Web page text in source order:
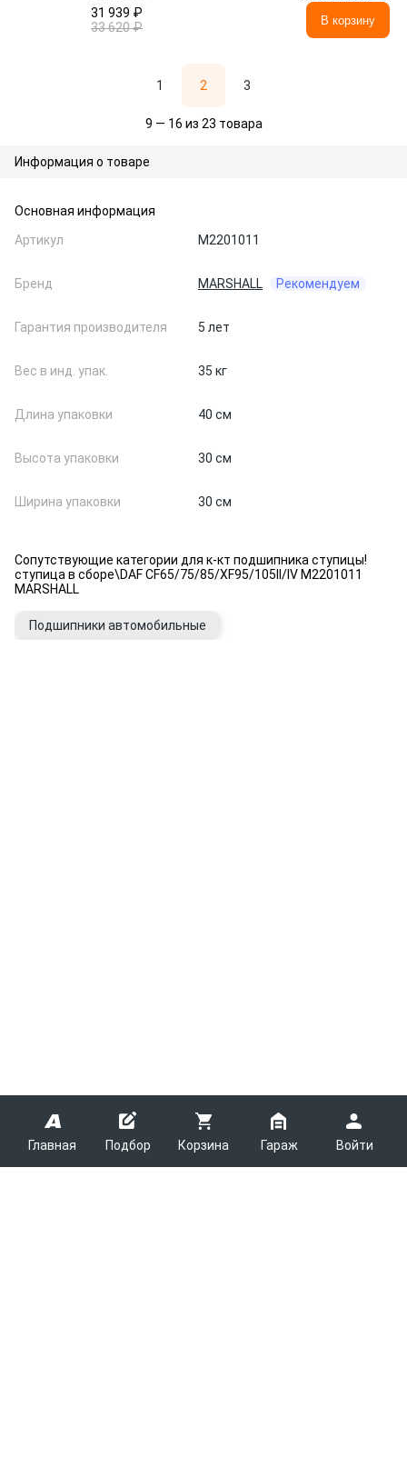
Главная Подбор Корзина Гараж Войти
31 939 ₽
33 620 ₽
В корзину
1 2 3
9 — 16 из 23 товара
Информация о товаре
Основная информация
Артикул
M2201011
Бренд MARSHALL Рекомендуем
Гарантия производителя 5 лет
Вес в инд. упак. 35 кг
Длина упаковки 40 см
Высота упаковки 30 см
Ширина упаковки 30 см
Сопутствующие категории для к-кт подшипника ступицы!
ступица в сборе\DAF CF65/75/85/XF95/105II/IV M2201011
MARSHALL
Подшипники автомобильные